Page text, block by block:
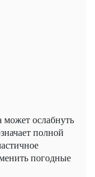
ослабнуть
полной
погодные